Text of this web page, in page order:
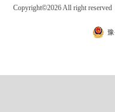
Copyright©2026 All right